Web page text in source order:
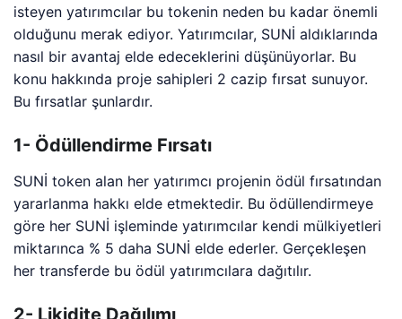
isteyen yatırımcılar bu tokenin neden bu kadar önemli
olduğunu merak ediyor. Yatırımcılar, SUNİ aldıklarında
nasıl bir avantaj elde edeceklerini düşünüyorlar. Bu
konu hakkında proje sahipleri 2 cazip fırsat sunuyor.
Bu fırsatlar şunlardır.
1- Ödüllendirme Fırsatı
SUNİ token alan her yatırımcı projenin ödül fırsatından
yararlanma hakkı elde etmektedir. Bu ödüllendirmeye
göre her SUNİ işleminde yatırımcılar kendi mülkiyetleri
miktarınca % 5 daha SUNİ elde ederler. Gerçekleşen
her transferde bu ödül yatırımcılara dağıtılır.